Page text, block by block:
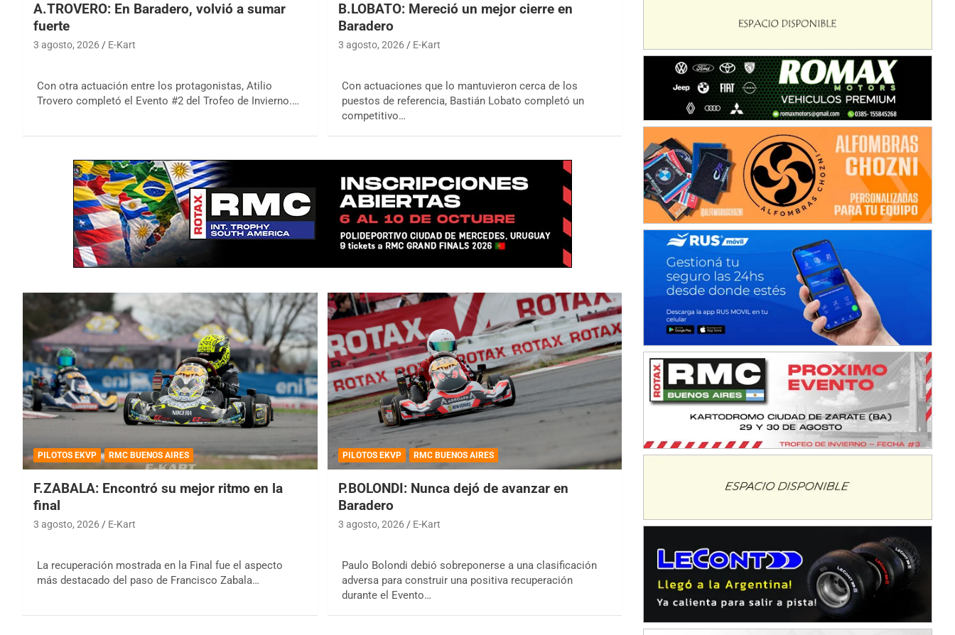
A.TROVERO: En Baradero, volvió a sumar
fuerte
3 agosto, 2026 E-Kart
Con otra actuación entre los protagonistas, Atilio
Trovero completó el Evento #2 del Trofeo de Invierno.…
B.LOBATO: Mereció un mejor cierre en
Baradero
3 agosto, 2026 E-Kart
Con actuaciones que lo mantuvieron cerca de los
puestos de referencia, Bastián Lobato completó un
competitivo…
PILOTOS EKVP RMC BUENOS AIRES
F.ZABALA: Encontró su mejor ritmo en la
final
3 agosto, 2026 E-Kart
La recuperación mostrada en la Final fue el aspecto
más destacado del paso de Francisco Zabala…
PILOTOS EKVP RMC BUENOS AIRES
P.BOLONDI: Nunca dejó de avanzar en
Baradero
3 agosto, 2026 E-Kart
Paulo Bolondi debió sobreponerse a una clasificación
adversa para construir una positiva recuperación
durante el Evento…